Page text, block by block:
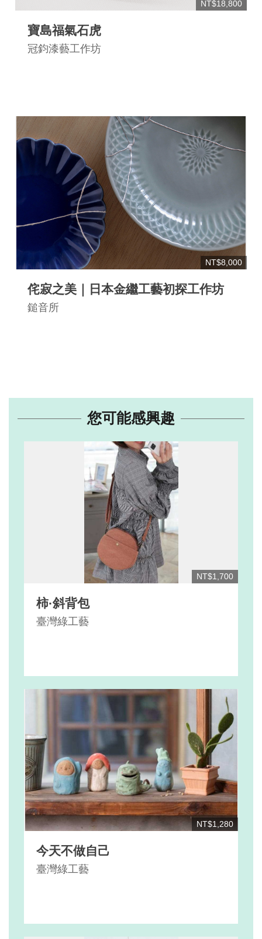
NT$18,800
寶島福氣石虎
冠鈞漆藝工作坊
NT$8,000
侘寂之美｜日本金繼工藝初探工作坊
鎚音所
您可能感興趣
NT$1,700
柿·斜背包
臺灣綠工藝
NT$1,280
今天不做自己
臺灣綠工藝